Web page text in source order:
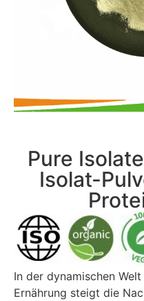
Pure
Isolat-
In der dynamischen
Ernährung steigt die